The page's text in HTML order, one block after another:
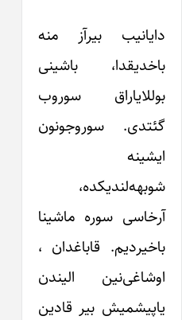
دایانیب بیرآز منه
باخدیقدا، باشینی
بوللایاراق سوروب
گئتدی. سوروجونون
ایشینه
شوبهه‌لندیکده،
آرخاسی سوره ماشینا
باخیردیم. قاباغدان ،
اوشاغی‌نین الیندن
یاپیشمیش بیر قادین